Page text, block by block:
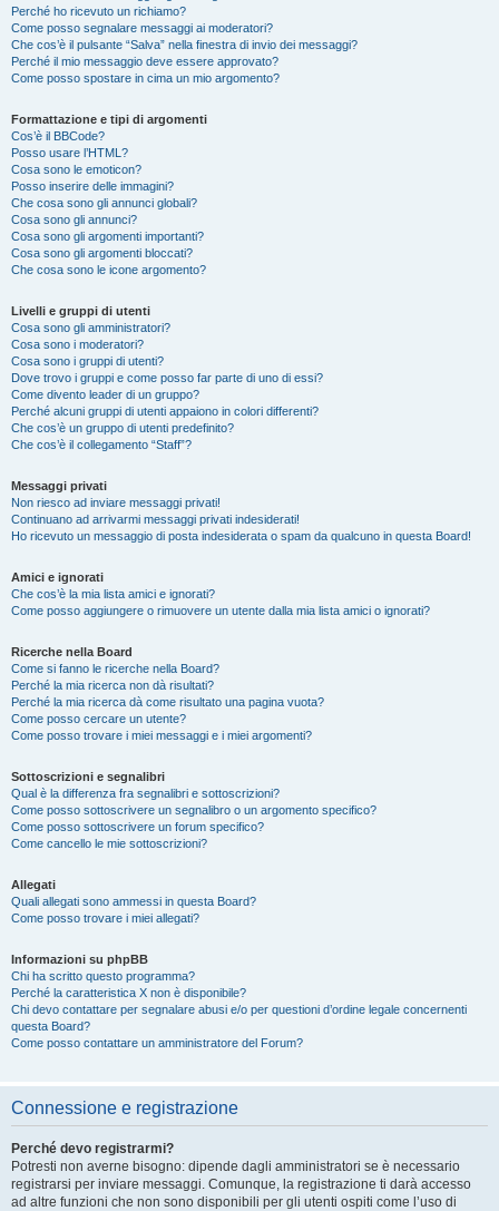
Perché ho ricevuto un richiamo?
Come posso segnalare messaggi ai moderatori?
Che cos’è il pulsante “Salva” nella finestra di invio dei messaggi?
Perché il mio messaggio deve essere approvato?
Come posso spostare in cima un mio argomento?
Formattazione e tipi di argomenti
Cos’è il BBCode?
Posso usare l’HTML?
Cosa sono le emoticon?
Posso inserire delle immagini?
Che cosa sono gli annunci globali?
Cosa sono gli annunci?
Cosa sono gli argomenti importanti?
Cosa sono gli argomenti bloccati?
Che cosa sono le icone argomento?
Livelli e gruppi di utenti
Cosa sono gli amministratori?
Cosa sono i moderatori?
Cosa sono i gruppi di utenti?
Dove trovo i gruppi e come posso far parte di uno di essi?
Come divento leader di un gruppo?
Perché alcuni gruppi di utenti appaiono in colori differenti?
Che cos’è un gruppo di utenti predefinito?
Che cos’è il collegamento “Staff”?
Messaggi privati
Non riesco ad inviare messaggi privati!
Continuano ad arrivarmi messaggi privati indesiderati!
Ho ricevuto un messaggio di posta indesiderata o spam da qualcuno in questa Board!
Amici e ignorati
Che cos’è la mia lista amici e ignorati?
Come posso aggiungere o rimuovere un utente dalla mia lista amici o ignorati?
Ricerche nella Board
Come si fanno le ricerche nella Board?
Perché la mia ricerca non dà risultati?
Perché la mia ricerca dà come risultato una pagina vuota?
Come posso cercare un utente?
Come posso trovare i miei messaggi e i miei argomenti?
Sottoscrizioni e segnalibri
Qual è la differenza fra segnalibri e sottoscrizioni?
Come posso sottoscrivere un segnalibro o un argomento specifico?
Come posso sottoscrivere un forum specifico?
Come cancello le mie sottoscrizioni?
Allegati
Quali allegati sono ammessi in questa Board?
Come posso trovare i miei allegati?
Informazioni su phpBB
Chi ha scritto questo programma?
Perché la caratteristica X non è disponibile?
Chi devo contattare per segnalare abusi e/o per questioni d’ordine legale concernenti
questa Board?
Come posso contattare un amministratore del Forum?
Connessione e registrazione
Perché devo registrarmi?
Potresti non averne bisogno: dipende dagli amministratori se è necessario
registrarsi per inviare messaggi. Comunque, la registrazione ti darà accesso
ad altre funzioni che non sono disponibili per gli utenti ospiti come l’uso di